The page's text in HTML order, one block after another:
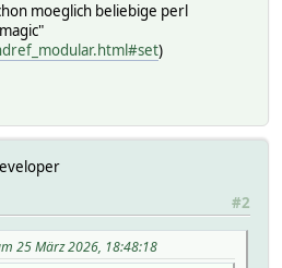
moeglich beliebige perl
)
#2
25 März 2026, 18:48:18